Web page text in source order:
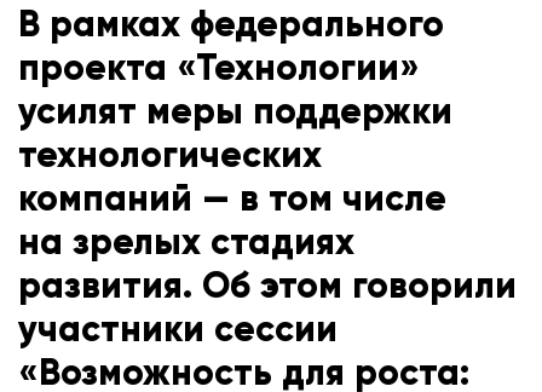
В рамках федерального
проекта «Технологии»
усилят меры поддержки
технологических
компаний — в том числе
на зрелых стадиях
развития. Об этом говорили
участники сессии
«Возможность для роста: